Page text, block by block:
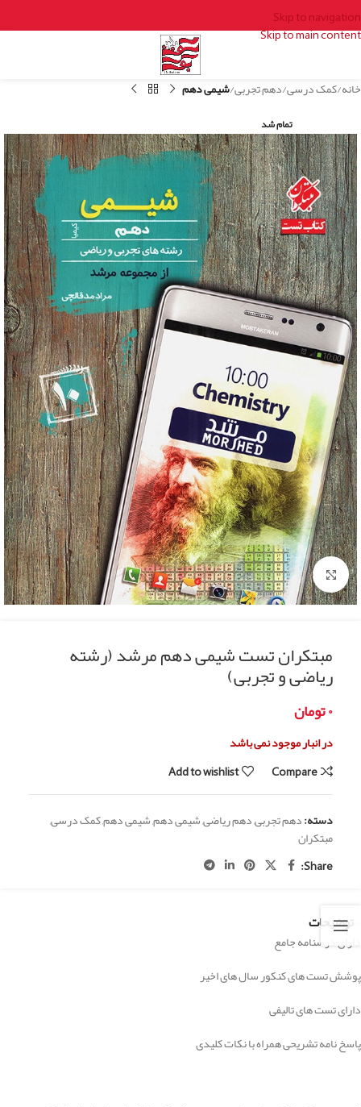
Skip to navigation
Skip to main content
خانه کمک درسی دهم تجربی شیمی دهم
تمام شد
Click to enlarge
مبتکران تست شیمی دهم مرشد (رشته
ریاضی و تجربی)
۰تومان
در انبار موجود نمی باشد
Compare
Add to wishlist
دسته:دهم تجربی,دهم ریاضی,شیمی دهم,شیمی دهم,کمک درسی,
مبتکران
Share:
توضیحات
دارای درسنامه جامع
پوشش تست های کنکور سال های اخیر
دارای تست های تالیفی
پاسخ نامه تشریحی همراه با نکات کلیدی